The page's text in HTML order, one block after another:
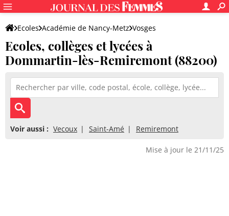
Ecoles Académie de Nancy-Metz Vosges
Ecoles, collèges et lycées à
Dommartin-lès-Remiremont (88200)
Voir aussi : Vecoux Saint-Amé Remiremont
Mise à jour le 21/11/25